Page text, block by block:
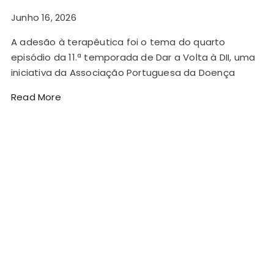
Junho 16, 2026
A adesão à terapêutica foi o tema do quarto
episódio da 11.ª temporada de Dar a Volta à DII, uma
iniciativa da Associação Portuguesa da Doença
Read More